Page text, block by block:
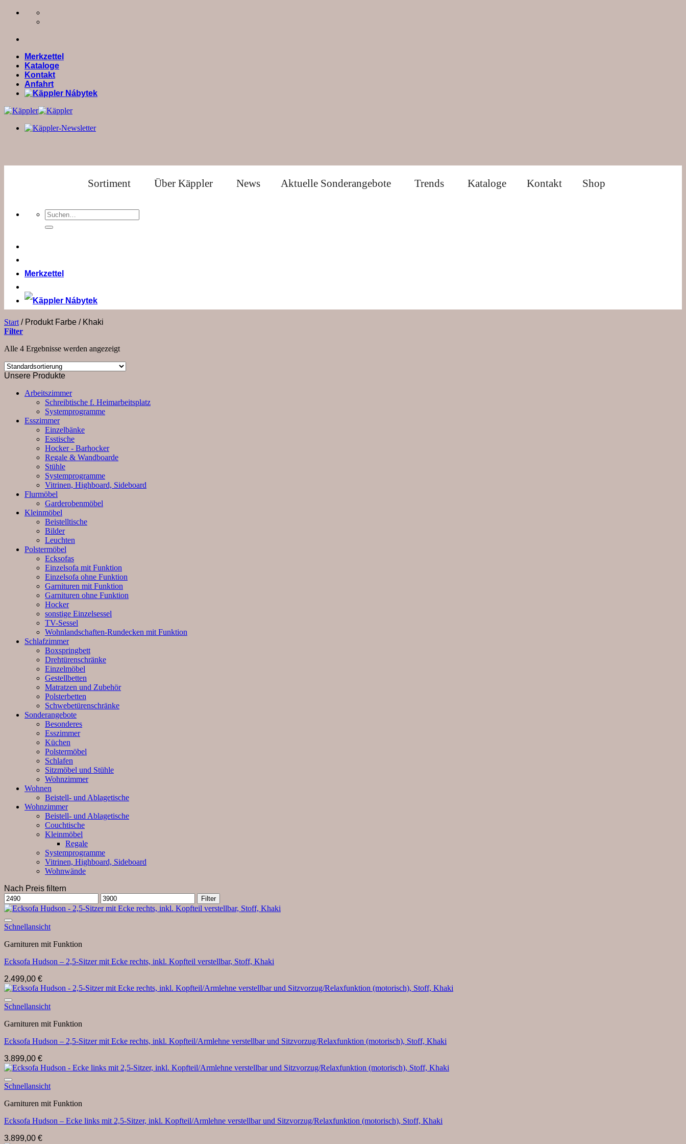
Zum
Merkzettel
Kataloge
Kontakt
Anfahrt
Sortiment Über Käppler News Aktuelle Sonderangebote Trends Kataloge Kontakt Shop
Suchen
nach:
Merkzettel
Start /Produkt Farbe /Khaki
Filter
Alle 4 Ergebnisse werden angezeigt
Unsere Produkte
Arbeitszimmer
Schreibtische f. Heimarbeitsplatz
Systemprogramme
Esszimmer
Einzelbänke
Esstische
Hocker - Barhocker
Regale & Wandboarde
Stühle
Systemprogramme
Vitrinen, Highboard, Sideboard
Flurmöbel
Garderobenmöbel
Kleinmöbel
Beistelltische
Bilder
Leuchten
Polstermöbel
Ecksofas
Einzelsofa mit Funktion
Einzelsofa ohne Funktion
Garnituren mit Funktion
Garnituren ohne Funktion
Hocker
sonstige Einzelsessel
TV-Sessel
Wohnlandschaften-Rundecken mit Funktion
Schlafzimmer
Boxspringbett
Drehtürenschränke
Einzelmöbel
Gestellbetten
Matratzen und Zubehör
Polsterbetten
Schwebetürenschränke
Sonderangebote
Besonderes
Esszimmer
Küchen
Polstermöbel
Schlafen
Sitzmöbel und Stühle
Wohnzimmer
Wohnen
Beistell- und Ablagetische
Wohnzimmer
Beistell- und Ablagetische
Couchtische
Kleinmöbel
Regale
Systemprogramme
Vitrinen, Highboard, Sideboard
Wohnwände
Nach Preis filtern
Min.
Preis
Max.
Preis
Filter
Schnellansicht
Garnituren mit Funktion
Ecksofa Hudson – 2,5-Sitzer mit Ecke rechts, inkl. Kopfteil verstellbar, Stoff, Khaki
2.499,00 €
Schnellansicht
Garnituren mit Funktion
Ecksofa Hudson – 2,5-Sitzer mit Ecke rechts, inkl. Kopfteil/Armlehne verstellbar und Sitzvorzug/Relaxfunktion (motorisch), Stoff, Khaki
3.899,00 €
Schnellansicht
Garnituren mit Funktion
Ecksofa Hudson – Ecke links mit 2,5-Sitzer, inkl. Kopfteil/Armlehne verstellbar und Sitzvorzug/Relaxfunktion (motorisch), Stoff, Khaki
3.899,00 €